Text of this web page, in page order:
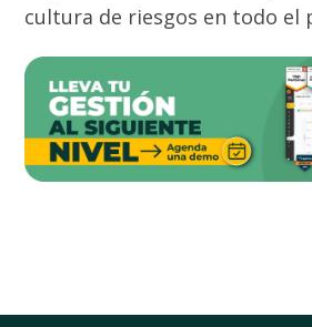
cultura de riesgos en todo el